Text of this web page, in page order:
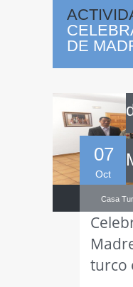
DE
07
Oct
Casa
turco